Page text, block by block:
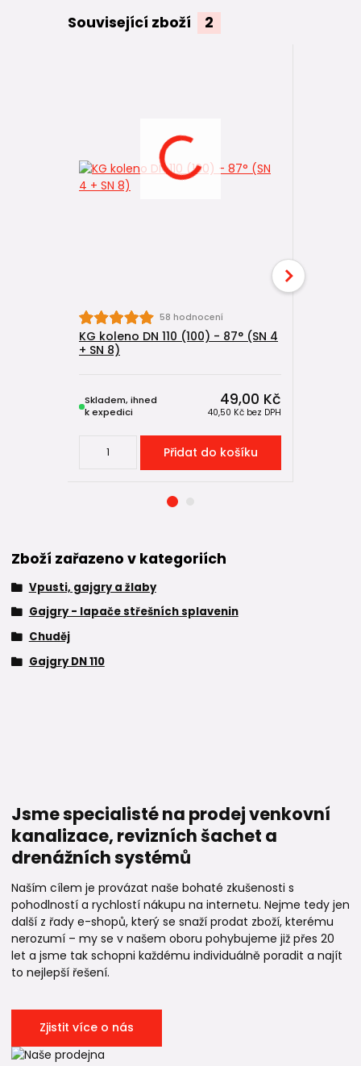
Související zboží 2
58 hodnocení
KG koleno DN 110 (100) - 87° (SN 4
+ SN 8)
49,00 Kč
40,50 Kč bez DPH
Skladem, ihned
k expedici
Přidat do košíku
Zboží zařazeno v kategoriích
Vpusti, gajgry a žlaby
Gajgry - lapače střešních splavenin
Chuděj
Gajgry DN 110
Jsme specialisté na prodej venkovní
kanalizace, revizních šachet a
drenážních systémů
Naším cílem je provázat naše bohaté zkušenosti s
pohodlností a rychlostí nákupu na internetu. Nejme tedy jen
další z řady e-shopů, který se snaží prodat zboží, kterému
nerozumí – my se v našem oboru pohybujeme již přes 20
let a jsme tak schopni každému individuálně poradit a najít
to nejlepší řešení.
Zjistit více o nás